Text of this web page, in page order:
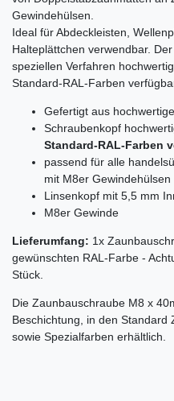
Gewindehülsen.
Ideal für Abdeckleisten,
Halteplättchen verwendbar.
speziellen Verfahren
Standard-RAL-Farben
Gefertigt aus
Schraubenkopf
Standard-RAL-Farben
passend für alle
mit M8er Gewindehülsen
Linsenkopf mit 5,5 mm
M8er Gewinde
Lieferumfang: 1x
gewünschten RAL-Farbe -
Stück.
Die Zaunbauschraube M8 x
Beschichtung, in den Standard
sowie Spezialfarben erhältlich.